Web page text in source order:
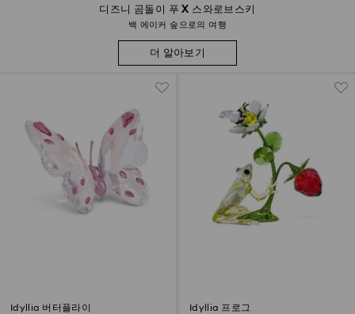
디즈니 곰돌이 푸 X 스와로브스키
백 에이커 숲으로의 여행
더 알아보기
Idyllia 버터플라이 Idyllia 프로그